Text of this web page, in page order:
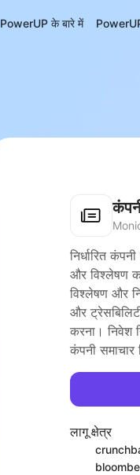
PowerUP के बारे में
निर्धारित
और विश्लेषण
विश्लेषण और
और
करना। निवेश
कंपनी समाचार
लागू क्षेत्र